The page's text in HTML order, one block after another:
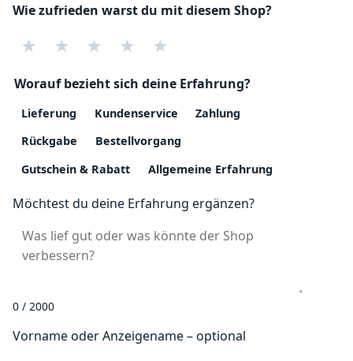
Wie zufrieden warst du mit diesem Shop?
★ ★ ★ ★ ★
Worauf bezieht sich deine Erfahrung?
Lieferung Kundenservice
Zahlung
Rückgabe
Bestellvorgang
Gutschein & Rabatt
Allgemeine Erfahrung
Möchtest du deine Erfahrung ergänzen?
0 / 2000
Vorname oder Anzeigename – optional